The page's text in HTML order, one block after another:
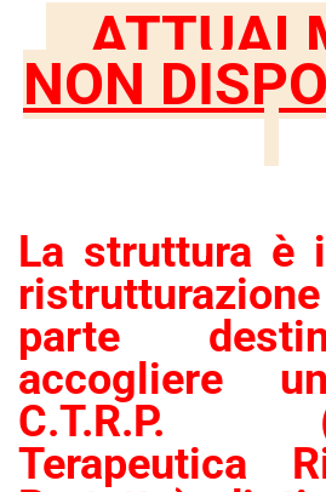
NON
La struttura è
parte
accogliere
C.T.R.P.
Terapeutica